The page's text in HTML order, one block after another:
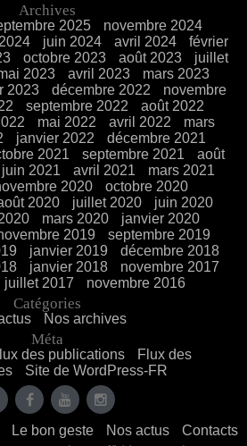
Archives
2025
novembre 2024
juin 2024 avril 2024
février
octobre 2023 août 2023
juillet
2023 avril 2023
mars 2023
2023 décembre 2022
novembre
septembre 2022
août 2022
mai 2022 avril 2022
mars
janvier 2022
décembre 2021
2021 septembre 2021
août
juin 2021 avril 2021
mars 2021
2020
octobre 2020
2020 juillet 2020
juin 2020
mars 2020
janvier 2020
2019
septembre 2019
janvier 2019
décembre 2018
janvier 2018
novembre 2017
juillet 2017 novembre 2016
Catégories
Nos archives
Méta
des publications
Flux des
Site de WordPress-FR
Le bon geste Nos actus Contacts